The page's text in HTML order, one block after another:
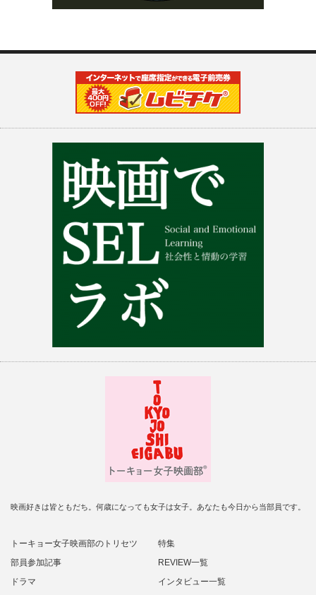
映画好きは皆ともだち。何歳になっても女子は女子。あなたも今日から当部員です。
トーキョー女子映画部のトリセツ
特集
部員参加記事
REVIEW一覧
ドラマ
インタビュー一覧